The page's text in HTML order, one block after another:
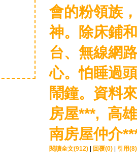
會的粉領族
神。除床鋪
台、無線網
心。怕睡過
鬧鐘。資料
房屋***, 高
南房屋仲介
閱讀全文(912) 回覆(0) 引用(8)